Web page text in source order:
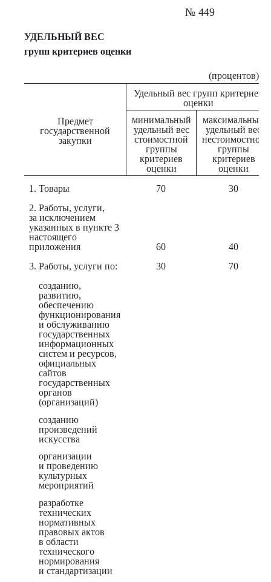
№ 449
УДЕЛЬНЫЙ ВЕС
групп критериев оценки
(процентов)
Предмет
государственной
закупки
Удельный вес групп критериев
оценки
минимальный
удельный вес
стоимостной
группы
критериев
оценки
максимальный
удельный вес
нестоимостной
группы
критериев
оценки
1. Товары
70
30
2. Работы, услуги,
за исключением
указанных в пункте 3
настоящего
приложения
60
40
3. Работы, услуги по:
30
70
созданию,
развитию,
обеспечению
функционирования
и обслуживанию
государственных
информационных
систем и ресурсов,
официальных
сайтов
государственных
органов
(организаций)
созданию
произведений
искусства
организации
и проведению
культурных
мероприятий
разработке
технических
нормативных
правовых актов
в области
технического
нормирования
и стандартизации